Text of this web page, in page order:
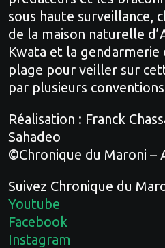
sous haute surveillance,
de la maison naturelle
Kwata et la gendarmerie
plage pour veiller sur
par plusieurs
Réalisation : Franck
Sahadeo
©Chronique du Maroni –
Suivez Chronique du
Youtube
Facebook
Instagram